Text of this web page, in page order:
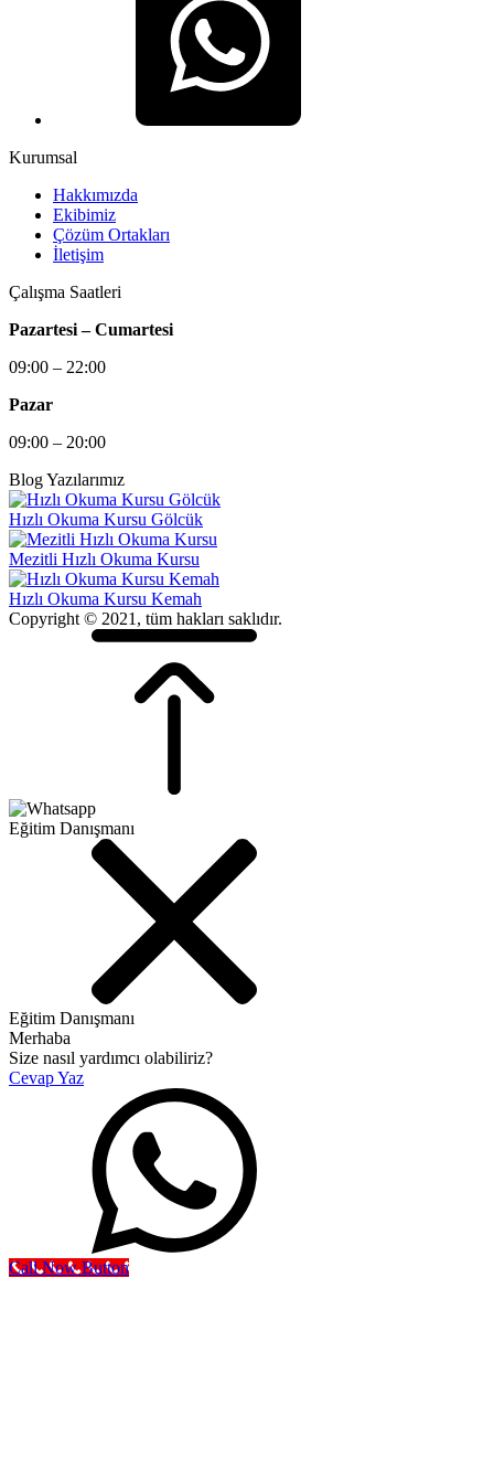
Kurumsal
Hakkımızda
Ekibimiz
Çözüm Ortakları
İletişim
Çalışma Saatleri
Pazartesi – Cumartesi
09:00 – 22:00
Pazar
09:00 – 20:00
Blog Yazılarımız
Hızlı Okuma Kursu Gölcük
Mezitli Hızlı Okuma Kursu
Hızlı Okuma Kursu Kemah
Copyright © 2021, tüm hakları saklıdır.
Eğitim Danışmanı
Eğitim Danışmanı
Merhaba
Size nasıl yardımcı olabiliriz?
Cevap Yaz
Call Now Button